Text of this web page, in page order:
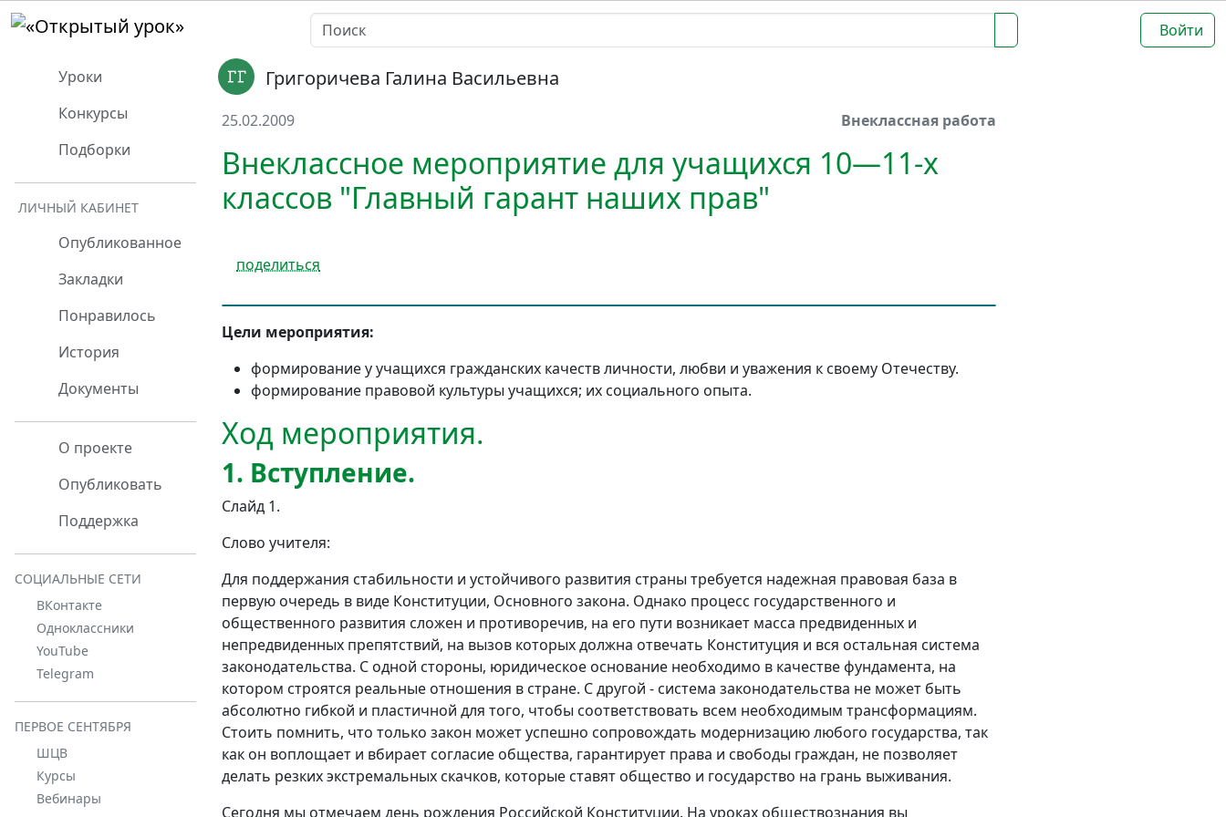
Войти
Уроки
Конкурсы
Подборки
ЛИЧНЫЙ КАБИНЕТ
Опубликованное
Закладки
Понравилось
История
Документы
О проекте
Опубликовать
Поддержка
СОЦИАЛЬНЫЕ СЕТИ
ВКонтакте
Одноклассники
YouTube
Telegram
ПЕРВОЕ СЕНТЯБРЯ
ШЦВ
Курсы
Вебинары
Григоричева Галина Васильевна
25.02.2009 Внеклассная работа
Внеклассное мероприятие для учащихся 10—11-х
классов "Главный гарант наших прав"
поделиться
Цели мероприятия:
формирование у учащихся гражданских качеств личности, любви и уважения к своему Отечеству.
формирование правовой культуры учащихся; их социального опыта.
Ход мероприятия.
1. Вступление.
Слайд 1.
Слово учителя:
Для поддержания стабильности и устойчивого развития страны требуется надежная правовая база в
первую очередь в виде Конституции, Основного закона. Однако процесс государственного и
общественного развития сложен и противоречив, на его пути возникает масса предвиденных и
непредвиденных препятствий, на вызов которых должна отвечать Конституция и вся остальная система
законодательства. С одной стороны, юридическое основание необходимо в качестве фундамента, на
котором строятся реальные отношения в стране. С другой - система законодательства не может быть
абсолютно гибкой и пластичной для того, чтобы соответствовать всем необходимым трансформациям.
Стоить помнить, что только закон может успешно сопровождать модернизацию любого государства, так
как он воплощает и вбирает согласие общества, гарантирует права и свободы граждан, не позволяет
делать резких экстремальных скачков, которые ставят общество и государство на грань выживания.
Сегодня мы отмечаем день рождения Российской Конституции. На уроках обществознания вы